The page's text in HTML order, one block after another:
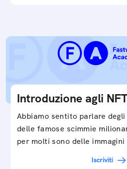
Introduzione agli
Abbiamo sentito parlare
delle famose scimmie
per molti sono delle
Iscriviti